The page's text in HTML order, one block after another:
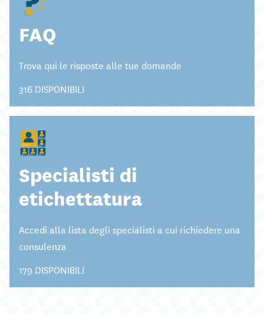
FAQ
Trova qui le risposte alle tue domande
316 DISPONIBILI
Specialisti di
etichettatura
Accedi alla lista degli specialisti a cui richiedere una
consulenza
179 DISPONIBILI